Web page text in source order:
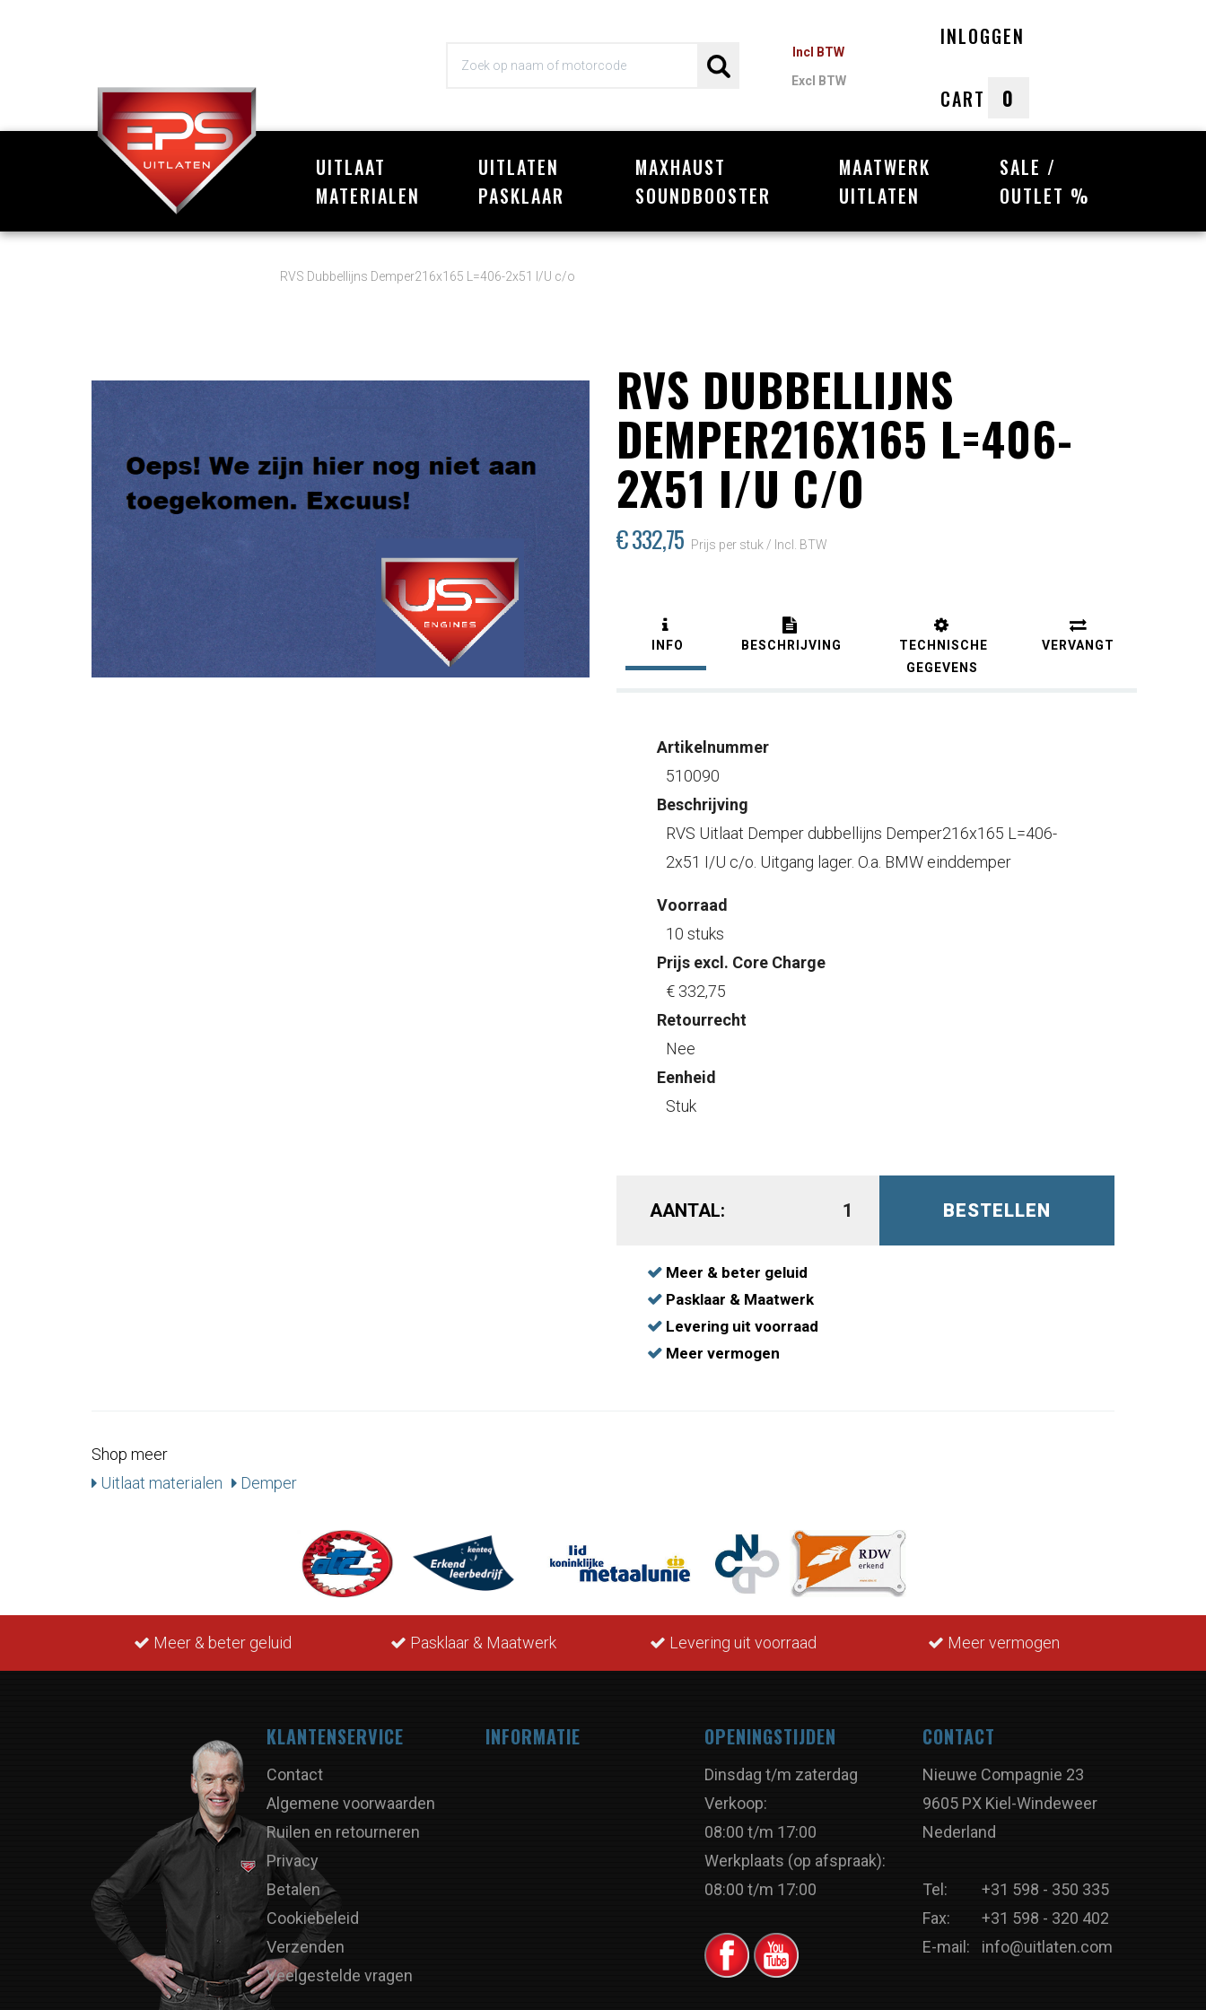
Incl BTW
Excl BTW
INLOGGEN
CART 0
Winkelwagen
Uw winkelwagen is leeg.
UITLAAT
MATERIALEN
UITLATEN
PASKLAAR
MAXHAUST
SOUNDBOOSTER
MAATWERK
UITLATEN
SALE /
OUTLET %
RVS Dubbellijns Demper216x165 L=406-2x51 I/U c/o
RVS DUBBELLIJNS
DEMPER216X165 L=406-
2X51 I/U C/O
€ 332,75 Prijs per stuk / Incl. BTW
INFO BESCHRIJVING
TECHNISCHE
GEGEVENS
VERVANGT
Artikelnummer
510090
Beschrijving
RVS Uitlaat Demper dubbellijns Demper216x165 L=406-
2x51 I/U c/o. Uitgang lager. O.a. BMW einddemper
Voorraad
10 stuks
Prijs excl. Core Charge
€ 332,75
Retourrecht
Nee
Eenheid
Stuk
AANTAL: BESTELLEN
Meer & beter geluid
Pasklaar & Maatwerk
Levering uit voorraad
Meer vermogen
Shop meer
Uitlaat materialen
Demper
Meer & beter geluid Pasklaar & Maatwerk Levering uit voorraad Meer vermogen
KLANTENSERVICE
Contact
Algemene voorwaarden
Ruilen en retourneren
Privacy
Betalen
Cookiebeleid
Verzenden
Veelgestelde vragen
INFORMATIE OPENINGSTIJDEN
Dinsdag t/m zaterdag
Verkoop:
08:00 t/m 17:00
Werkplaats (op afspraak):
08:00 t/m 17:00
CONTACT
Nieuwe Compagnie 23
9605 PX Kiel-Windeweer
Nederland
Tel:
+31 598 - 350 335
Fax:
+31 598 - 320 402
E-mail:
info@uitlaten.com